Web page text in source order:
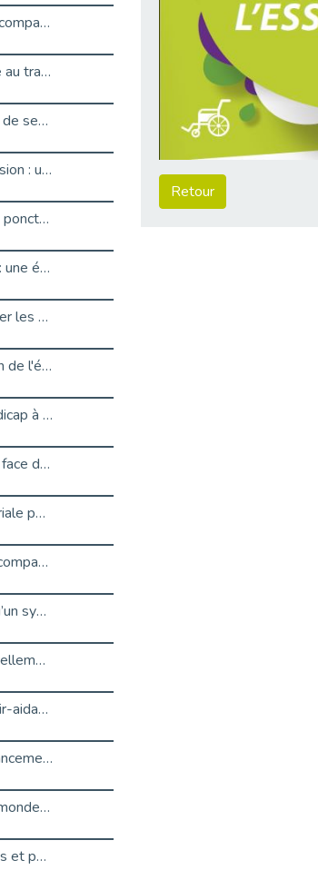
Avril, mois de l’accompagnement dans l’emploi avec Cap emploi.
Handicap invisible au travail : se taire ou parler? - vidéo
Journée mondiale de sensibilisation à l’autisme
CDD de reconversion : un nouveau contrat pour sécuriser le changement de métier.
Besoin d’un appui ponctuel expertise handicap ?
Sport2Job Clichy : une édition altoséquanaise avec Cap Emploi 92.
Mieux appréhender les enjeux du handicap singulier en entreprise - vidéo
DOETH 2025: Fin de l'écrêtement
Déclarer son handicap à son employeur : un levier professionnel ?
Le silence, l’autre face du recrutement : un appel au respect des candidats.
Synergie partenariale pour l'Inclusion Professionnelle chez Orange
Cap Emploi : L'accompagnement EXH c’est quoi ?
21 Mars : Plus qu’un symbole, un engagement pour l’inclusion
Décret de renouvellement de l'aide aux employeurs d'apprentis
Développer la pair-aidance en santé mentale : guide pour les employeurs
DOETH 2026 : lancement de la campagne pour les employeurs publics
Troubles DYS et monde du travail : mieux comprendre pour mieux accompagner _ vidéo
Employeurs privés et publics : vigilance face aux démarchages liés à l’OETH en 2026
Retour